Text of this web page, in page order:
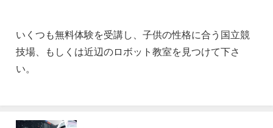
いくつも無料体験を受講し、子供の性格に合う国立競
技場、もしくは近辺のロボット教室を見つけて下さ
い。